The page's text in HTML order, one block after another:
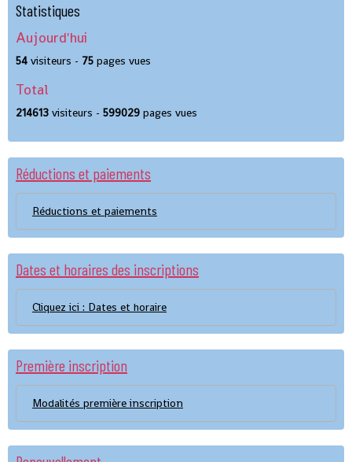
Statistiques
Aujourd'hui
54 visiteurs - 75 pages vues
Total
214613 visiteurs - 599029 pages vues
Réductions et paiements
Réductions et paiements
Dates et horaires des inscriptions
Cliquez ici : Dates et horaire
Première inscription
Modalités première inscription